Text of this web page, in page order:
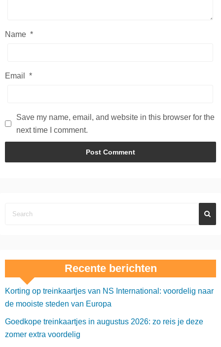
Name *
Email *
Save my name, email, and website in this browser for the
next time I comment.
Recente berichten
Korting op treinkaartjes van NS International: voordelig naar
de mooiste steden van Europa
Goedkope treinkaartjes in augustus 2026: zo reis je deze
zomer extra voordelig